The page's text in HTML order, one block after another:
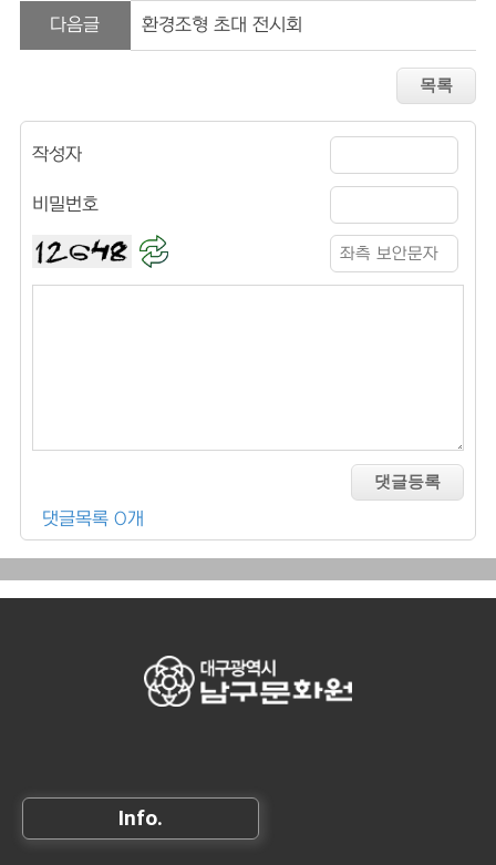
다음글 환경조형 초대 전시회
작성자
비밀번호
댓글목록 0개
Info.